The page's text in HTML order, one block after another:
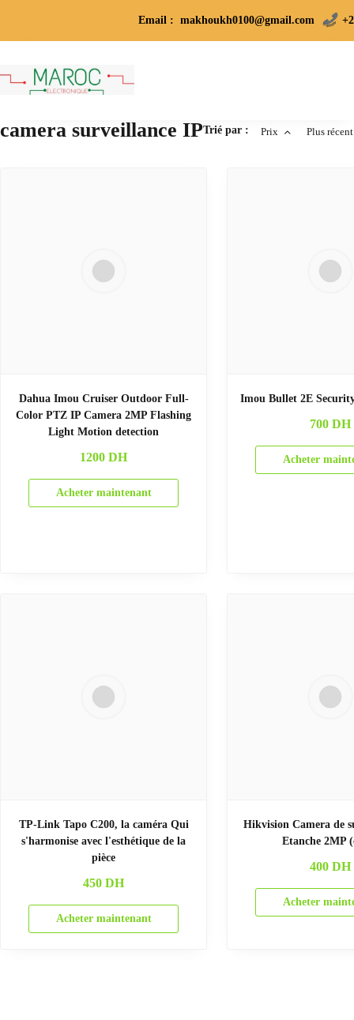
Email : makhoukh0100@gmail.com
camera surveillance IPTrié par : Prix Plus récent
Dahua Imou Cruiser Outdoor Full-
Color PTZ IP Camera 2MP Flashing
Light Motion detection
1200 DH
Acheter maintenant
Imou Bullet 2E
700 DH
Acheter
TP-Link Tapo C200, la caméra Qui
s'harmonise avec l'esthétique de la
pièce
450 DH
Acheter maintenant
Hikvision Camera de
Etanche 2MP
400 DH
Acheter